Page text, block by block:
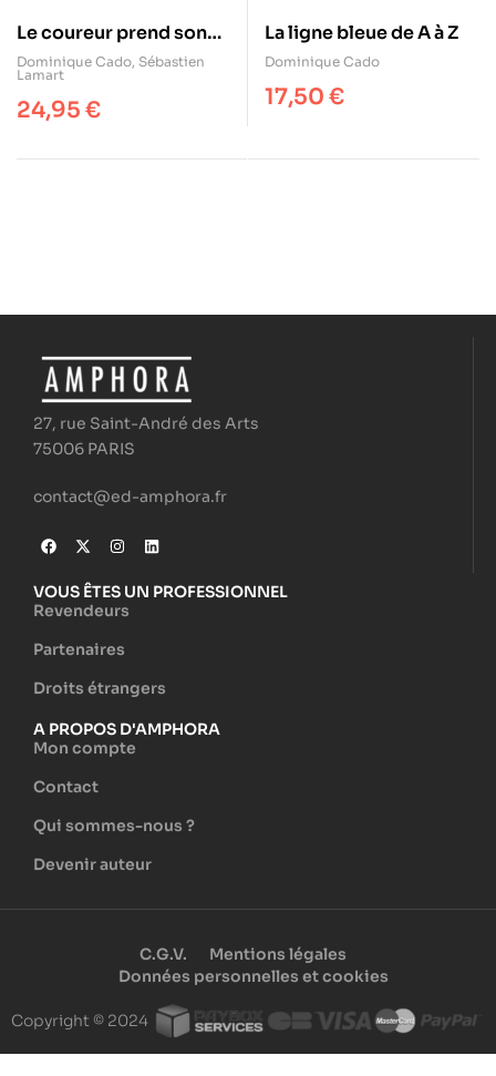
Le coureur prend son
envol
Dominique Cado, Sébastien
Lamart
24,95 €
La ligne bleue de A à Z
Dominique Cado
17,50 €
27, rue Saint-André des Arts
75006 PARIS
contact@ed-amphora.fr
VOUS ÊTES UN PROFESSIONNEL
Revendeurs
Partenaires
Droits étrangers
A PROPOS D'AMPHORA
Mon compte
Contact
Qui sommes-nous ?
Devenir auteur
C.G.V.
Mentions légales
Données personnelles et cookies
Copyright © 2024